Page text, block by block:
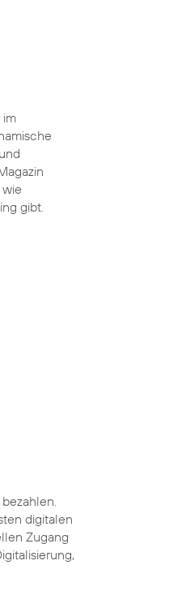
im
gibt.
digitalen
Zugang